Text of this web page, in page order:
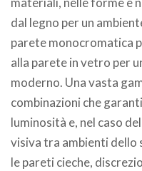
dal legno per un
parete monocromatica
alla parete in vetro per
moderno. Una vasta
combinazioni che
luminosità e, nel caso
visiva tra ambienti dello
le pareti cieche,